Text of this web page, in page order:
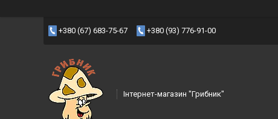
+380 (67) 683-75-67 +380 (93) 776-91-00
Інтернет-магазин "Грибник"